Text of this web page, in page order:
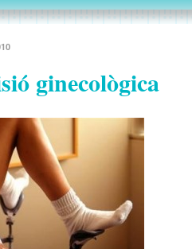
ginecològica